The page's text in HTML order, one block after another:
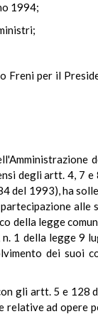
1994;
Freni per il
degli artt. 4, 7 e
del 1993), ha
alle
della legge
1 della legge 9
dei suoi
gli artt. 5 e 128
relative ad opere